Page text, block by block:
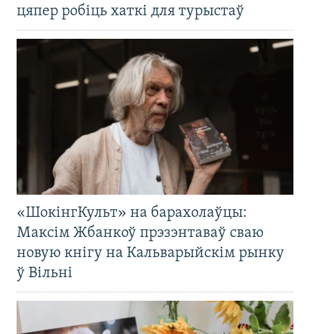
цяпер робіць хаткі для турыстаў
«ШокінгКульт» на барахолаўцы:
Максім Жбанкоў прэзэнтаваў сваю
новую кнігу на Кальварыйскім рынку
ў Вільні